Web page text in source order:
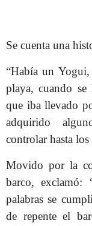
Se cuenta una
“Había un
playa, cuando
que iba llevado
adquirido
controlar hasta los
Movido por la
barco, exclamó:
palabras se
de repente el